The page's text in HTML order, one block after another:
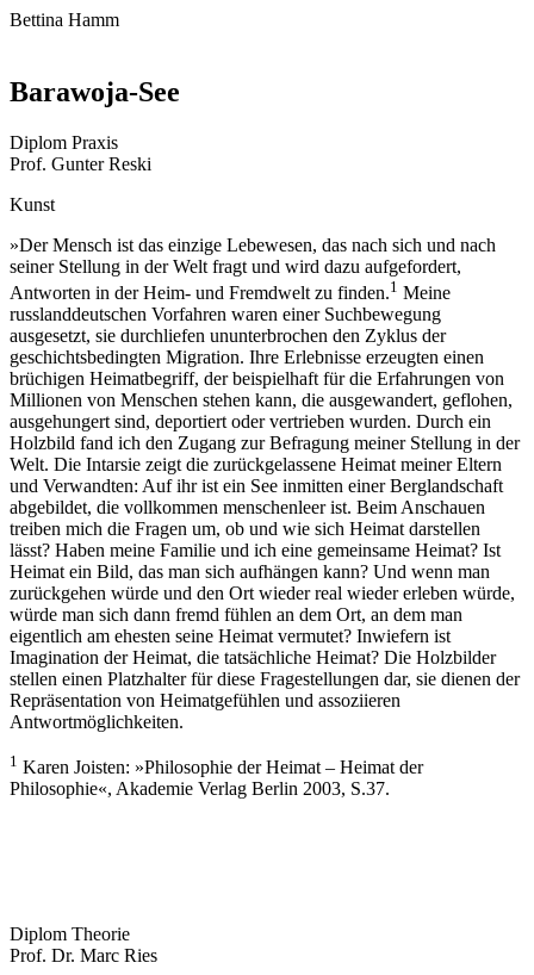
Bettina Hamm
Barawoja-See
Diplom Praxis
Prof. Gunter Reski
Kunst
»Der Mensch ist das einzige Lebewesen, das nach sich und nach
seiner Stellung in der Welt fragt und wird dazu aufgefordert,
Antworten in der Heim- und Fremdwelt zu finden.1 Meine
russlanddeutschen Vorfahren waren einer Suchbewegung
ausgesetzt, sie durchliefen ununterbrochen den Zyklus der
geschichtsbedingten Migration. Ihre Erlebnisse erzeugten einen
brüchigen Heimatbegriff, der beispielhaft für die Erfahrungen von
Millionen von Menschen stehen kann, die ausgewandert, geflohen,
ausgehungert sind, deportiert oder vertrieben wurden. Durch ein
Holzbild fand ich den Zugang zur Befragung meiner Stellung in der
Welt. Die Intarsie zeigt die zurückgelassene Heimat meiner Eltern
und Verwandten: Auf ihr ist ein See inmitten einer Berglandschaft
abgebildet, die vollkommen menschenleer ist. Beim Anschauen
treiben mich die Fragen um, ob und wie sich Heimat darstellen
lässt? Haben meine Familie und ich eine gemeinsame Heimat? Ist
Heimat ein Bild, das man sich aufhängen kann? Und wenn man
zurückgehen würde und den Ort wieder real wieder erleben würde,
würde man sich dann fremd fühlen an dem Ort, an dem man
eigentlich am ehesten seine Heimat vermutet? Inwiefern ist
Imagination der Heimat, die tatsächliche Heimat? Die Holzbilder
stellen einen Platzhalter für diese Fragestellungen dar, sie dienen der
Repräsentation von Heimatgefühlen und assoziieren
Antwortmöglichkeiten.
1 Karen Joisten: »Philosophie der Heimat – Heimat der
Philosophie«, Akademie Verlag Berlin 2003, S.37.
Diplom Theorie
Prof. Dr. Marc Ries